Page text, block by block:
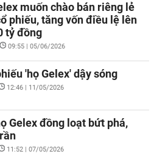
muốn chào bán riêng lẻ
phiếu, tăng vốn điều lệ lên
tỷ đồng
09:55 | 05/06/2026
'họ Gelex' dậy sóng
12:46 | 11/05/2026
Gelex đồng loạt bứt phá,
11:52 | 07/05/2026